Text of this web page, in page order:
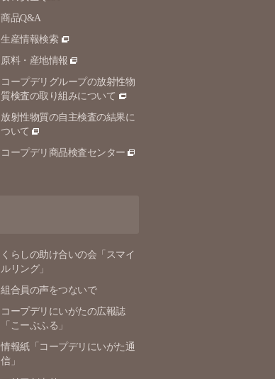
商品Q&A
生産情報検索
原料・産地情報
コープデリグループの放射性物
質検査の取り組みについて
放射性物質の自主検査の結果に
ついて
コープデリ商品検査センター
くらしの助け合いの会「スマイ
ルリング」
組合員の声をつないで
コープデリにいがたの広報誌
「こーぷふる」
情報紙「コープデリにいがた通
信」